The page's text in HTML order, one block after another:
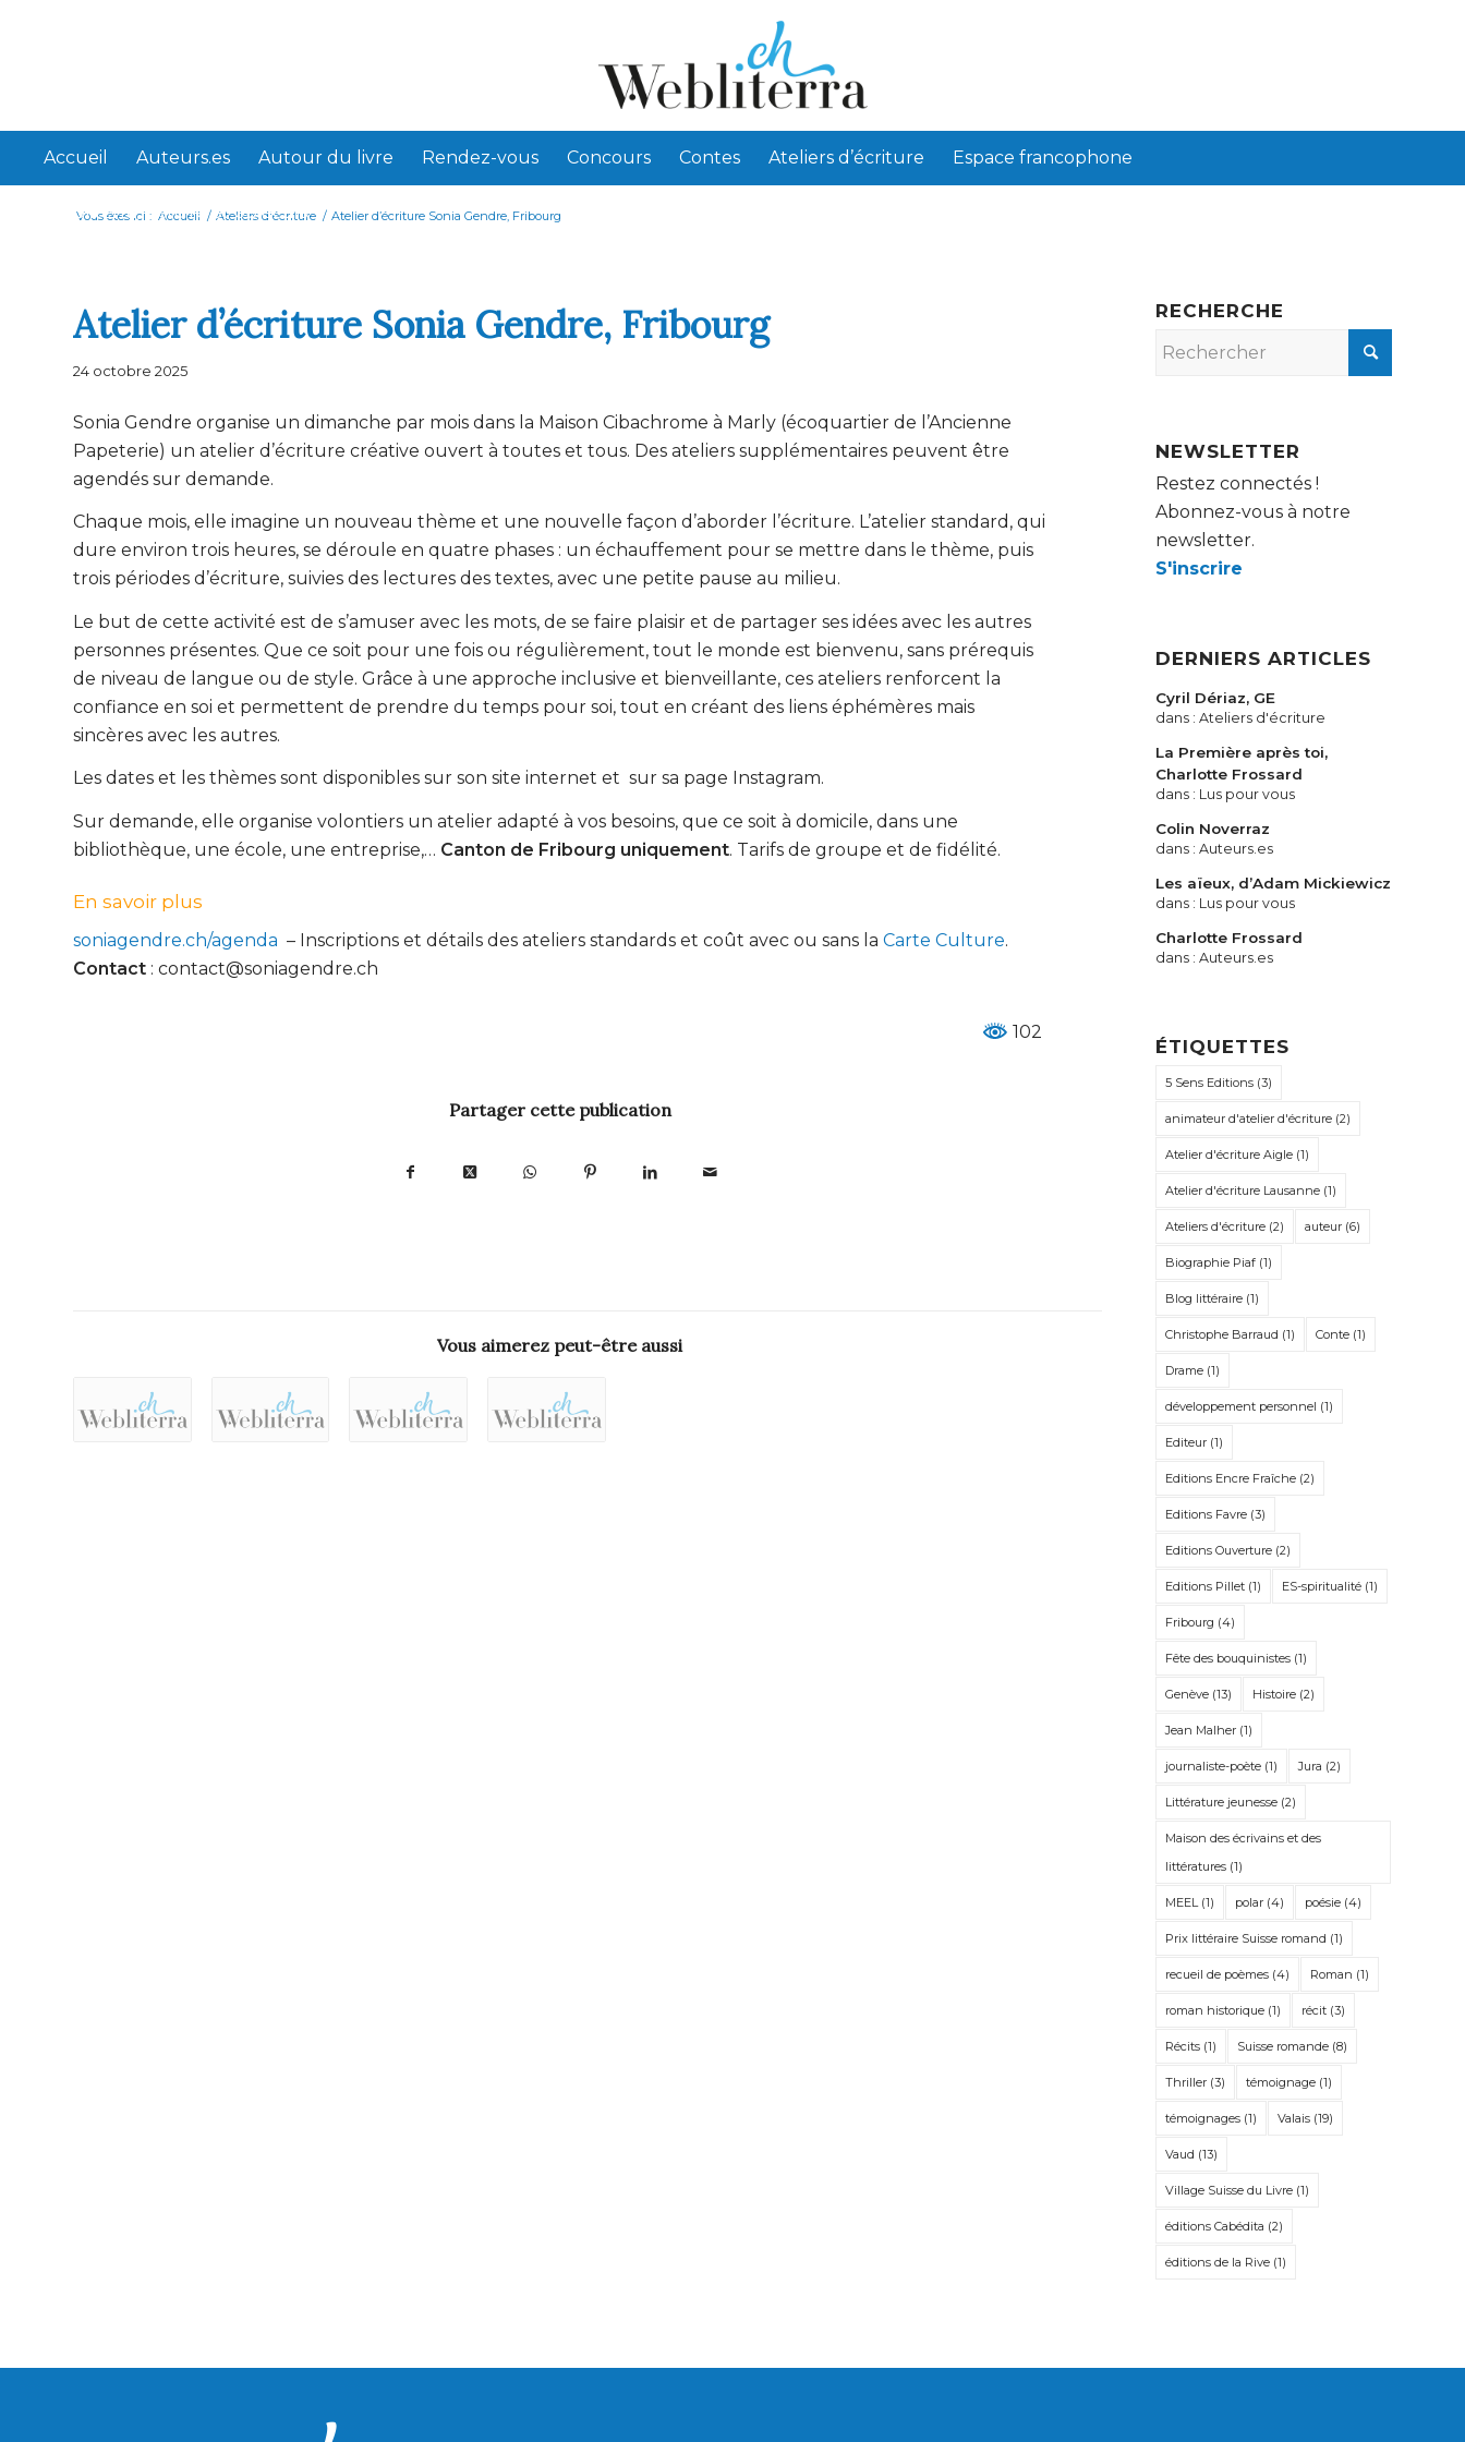
Accueil Auteurs.es Autour du livre Rendez-vous Concours Contes Ateliers d’écriture Espace francophone
Webliterra, histoire et objectifs
Vous êtes ici : Accueil / Ateliers d'écriture / Atelier d’écriture Sonia Gendre, Fribourg
Atelier d’écriture Sonia Gendre, Fribourg
24 octobre 2025
Sonia Gendre organise un dimanche par mois dans la Maison Cibachrome à Marly (écoquartier de l’Ancienne
Papeterie) un atelier d’écriture créative ouvert à toutes et tous. Des ateliers supplémentaires peuvent être
agendés sur demande.
Chaque mois, elle imagine un nouveau thème et une nouvelle façon d’aborder l’écriture. L’atelier standard, qui
dure environ trois heures, se déroule en quatre phases : un échauffement pour se mettre dans le thème, puis
trois périodes d’écriture, suivies des lectures des textes, avec une petite pause au milieu.
Le but de cette activité est de s’amuser avec les mots, de se faire plaisir et de partager ses idées avec les autres
personnes présentes. Que ce soit pour une fois ou régulièrement, tout le monde est bienvenu, sans prérequis
de niveau de langue ou de style. Grâce à une approche inclusive et bienveillante, ces ateliers renforcent la
confiance en soi et permettent de prendre du temps pour soi, tout en créant des liens éphémères mais
sincères avec les autres.
Les dates et les thèmes sont disponibles sur son site internet et sur sa page Instagram.
Sur demande, elle organise volontiers un atelier adapté à vos besoins, que ce soit à domicile, dans une
bibliothèque, une école, une entreprise,… Canton de Fribourg uniquement. Tarifs de groupe et de fidélité.
En savoir plus
soniagendre.ch/agenda – Inscriptions et détails des ateliers standards et coût avec ou sans la Carte Culture.
Contact : contact@soniagendre.ch
102
Partager cette publication
Vous aimerez peut-être aussi
RECHERCHE
NEWSLETTER
Restez connectés !
Abonnez-vous à notre
newsletter.
S'inscrire
DERNIERS ARTICLES
Cyril Dériaz, GE
dans : Ateliers d'écriture
La Première après toi,
Charlotte Frossard
dans : Lus pour vous
Colin Noverraz
dans : Auteurs.es
Les aïeux, d’Adam Mickiewicz
dans : Lus pour vous
Charlotte Frossard
dans : Auteurs.es
ÉTIQUETTES
5 Sens Editions(3)
animateur d'atelier d'écriture(2)
Atelier d'écriture Aigle(1)
Atelier d'écriture Lausanne(1)
Ateliers d'écriture(2) auteur(6)
Biographie Piaf(1)
Blog littéraire(1)
Christophe Barraud (1) Conte(1)
Drame(1)
développement personnel (1)
Editeur(1)
Editions Encre Fraîche(2)
Editions Favre(3)
Editions Ouverture(2)
Editions Pillet(1) ES-spiritualité(1)
Fribourg (4)
Fête des bouquinistes(1)
Genève(13) Histoire(2)
Jean Malher(1)
journaliste-poète(1) Jura (2)
Littérature jeunesse(2)
Maison des écrivains et des
littératures(1)
MEEL(1) polar(4) poésie(4)
Prix littéraire Suisse romand (1)
recueil de poèmes(4) Roman (1)
roman historique(1) récit(3)
Récits(1) Suisse romande(8)
Thriller(3) témoignage(1)
témoignages(1) Valais(19)
Vaud (13)
Village Suisse du Livre(1)
éditions Cabédita (2)
éditions de la Rive(1)